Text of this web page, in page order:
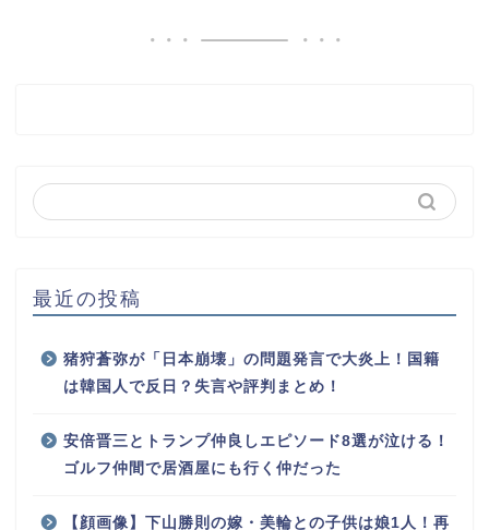
最近の投稿
猪狩蒼弥が「日本崩壊」の問題発言で大炎上！国籍
は韓国人で反日？失言や評判まとめ！
安倍晋三とトランプ仲良しエピソード8選が泣ける！
ゴルフ仲間で居酒屋にも行く仲だった
【顔画像】下山勝則の嫁・美輪との子供は娘1人！再